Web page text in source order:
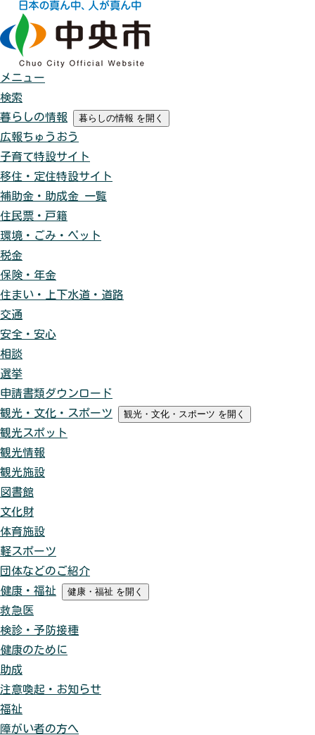
メニュー
検索
暮らしの情報
暮らしの情報 を開く
広報ちゅうおう
子育て特設サイト
移住・定住特設サイト
補助金・助成金 一覧
住民票・戸籍
環境・ごみ・ペット
税金
保険・年金
住まい・上下水道・道路
交通
安全・安心
相談
選挙
申請書類ダウンロード
観光・文化・スポーツ
観光・文化・スポーツ を開く
観光スポット
観光情報
観光施設
図書館
文化財
体育施設
軽スポーツ
団体などのご紹介
健康・福祉
健康・福祉 を開く
救急医
検診・予防接種
健康のために
助成
注意喚起・お知らせ
福祉
障がい者の方へ